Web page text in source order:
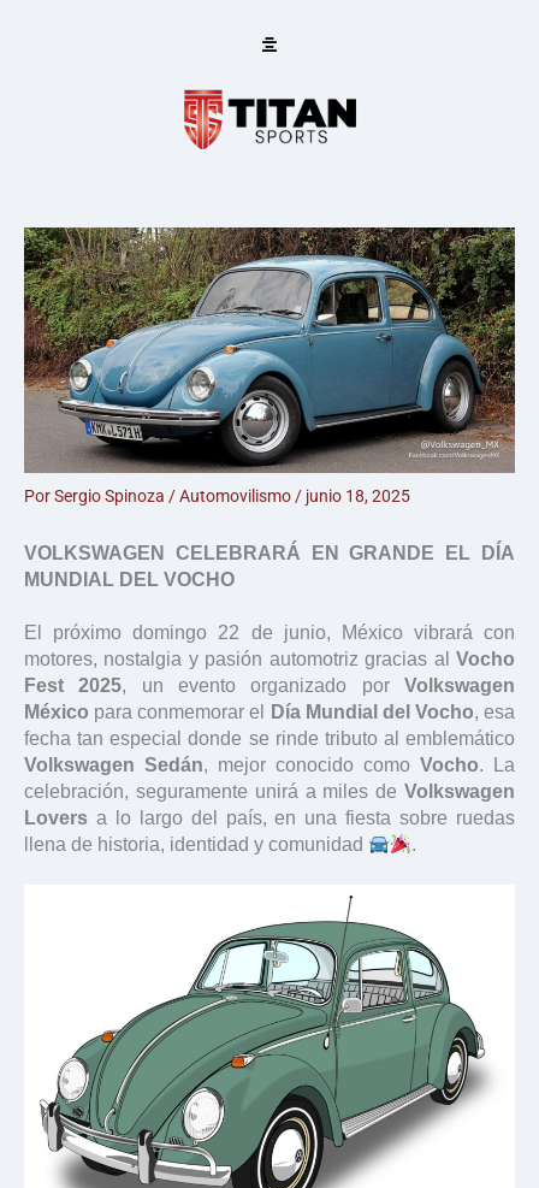
PorSergio Spinoza /Automovilismo / junio 18, 2025
VOLKSWAGEN CELEBRARÁ EN GRANDE EL DÍA
MUNDIAL DEL VOCHO
El próximo domingo 22 de junio, México vibrará con
motores, nostalgia y pasión automotriz gracias al Vocho
Fest 2025, un evento organizado porVolkswagen
México para conmemorar el Día Mundial del Vocho, esa
fecha tan especial donde se rinde tributo al emblemático
Volkswagen Sedán, mejor conocido como Vocho. La
celebración, seguramente unirá a miles de Volkswagen
Lovers a lo largo del país, en una fiesta sobre ruedas
llena de historia, identidad y comunidad
.